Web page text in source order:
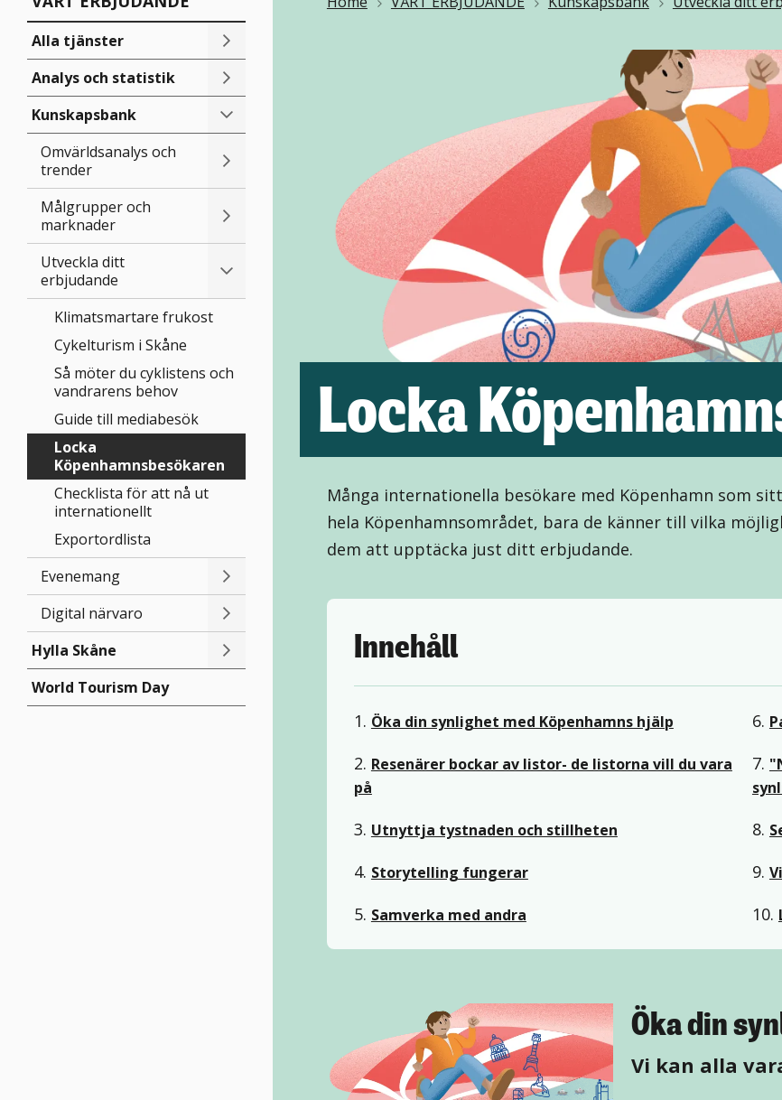
Alla tjänster
Analys och statistik
Kunskapsbank
Omvärldsanalys och
trender
Målgrupper och
marknader
Utveckla ditt
erbjudande
Klimatsmartare frukost
Cykelturism i Skåne
Så möter du cyklistens och
vandrarens behov
Guide till mediabesök
Locka
Köpenhamnsbesökaren
Checklista för att nå ut
internationellt
Exportordlista
Evenemang
Digital närvaro
Hylla Skåne
World Tourism Day
Locka
Många internationella besökare med Köpenhamn som
hela Köpenhamnsområdet, bara de känner till vilka
dem att upptäcka just ditt erbjudande.
Innehåll
1. Öka din synlighet med Köpenhamns hjälp
2. Resenärer bockar av listor- de listorna vill du vara
på
3. Utnyttja tystnaden och stillheten
4. Storytelling fungerar
5. Samverka med andra
6.
7.
8.
9.
10.
Öka din
Vi kan alla